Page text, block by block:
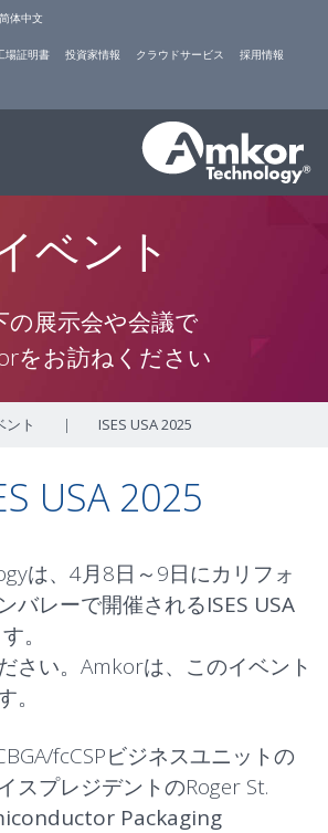
简体中文
場証明書 投資家情報 クラウドサービス 採用情報
ベント
の展示会や会議で
をお訪ねください
ント | ISES USA 2025
USA 2025
は、4月8日～9日にカリフォ
バレーで開催されるISES USA
。
さい。Amkorは、このイベント
fcCSPビジネスユニットの
スプレジデントのRoger St.
Packaging